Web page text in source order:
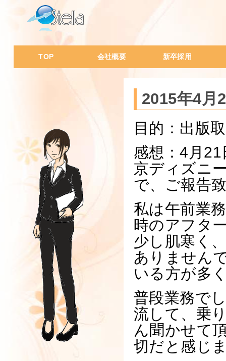
TOP 会社概要
会社概要・沿革
新卒採用
2015年4
目的：出版
感想：4月
京ディズニ
で、ご報告
私は午前業
時のアフタ
少し肌寒く
ありません
いる方が多
普段業務で
流して、乗
ん聞かせて
切だと感じ